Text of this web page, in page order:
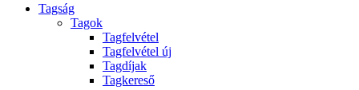
Tagság
Tagok
Tagfelvétel
Tagfelvétel új
Tagdíjak
Tagkereső